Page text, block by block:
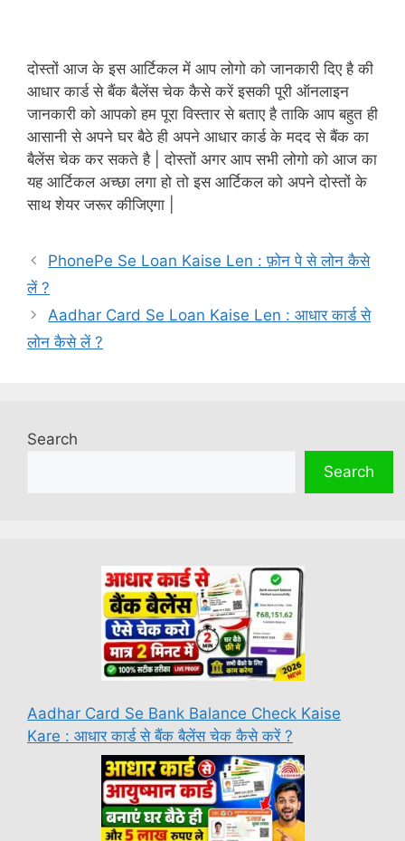
दोस्तों आज के इस आर्टिकल में आप लोगो को जानकारी दिए है की
आधार कार्ड से बैंक बैलेंस चेक कैसे करें इसकी पूरी ऑनलाइन
जानकारी को आपको हम पूरा विस्तार से बताए है ताकि आप बहुत ही
आसानी से अपने घर बैठे ही अपने आधार कार्ड के मदद से बैंक का
बैलेंस चेक कर सकते है | दोस्तों अगर आप सभी लोगो को आज का
यह आर्टिकल अच्छा लगा हो तो इस आर्टिकल को अपने दोस्तों के
साथ शेयर जरूर कीजिएगा |
PhonePe Se Loan Kaise Len : फ़ोन पे से लोन कैसे
लें ?
Aadhar Card Se Loan Kaise Len : आधार कार्ड से
लोन कैसे लें ?
Search
Search
Aadhar Card Se Bank Balance Check Kaise
Kare : आधार कार्ड से बैंक बैलेंस चेक कैसे करें ?